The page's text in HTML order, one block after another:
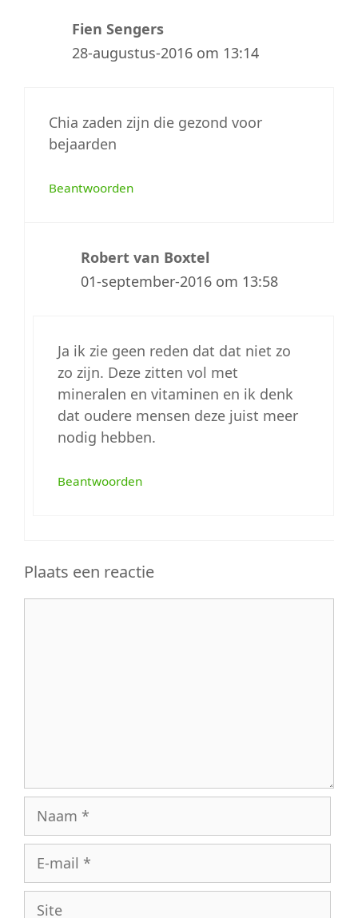
Fien Sengers
28-augustus-2016 om 13:14
Chia zaden zijn die gezond voor
bejaarden
Beantwoorden
Robert van Boxtel
01-september-2016 om 13:58
Ja ik zie geen reden dat dat niet zo
zo zijn. Deze zitten vol met
mineralen en vitaminen en ik denk
dat oudere mensen deze juist meer
nodig hebben.
Beantwoorden
Plaats een reactie
Naam
mail
Site